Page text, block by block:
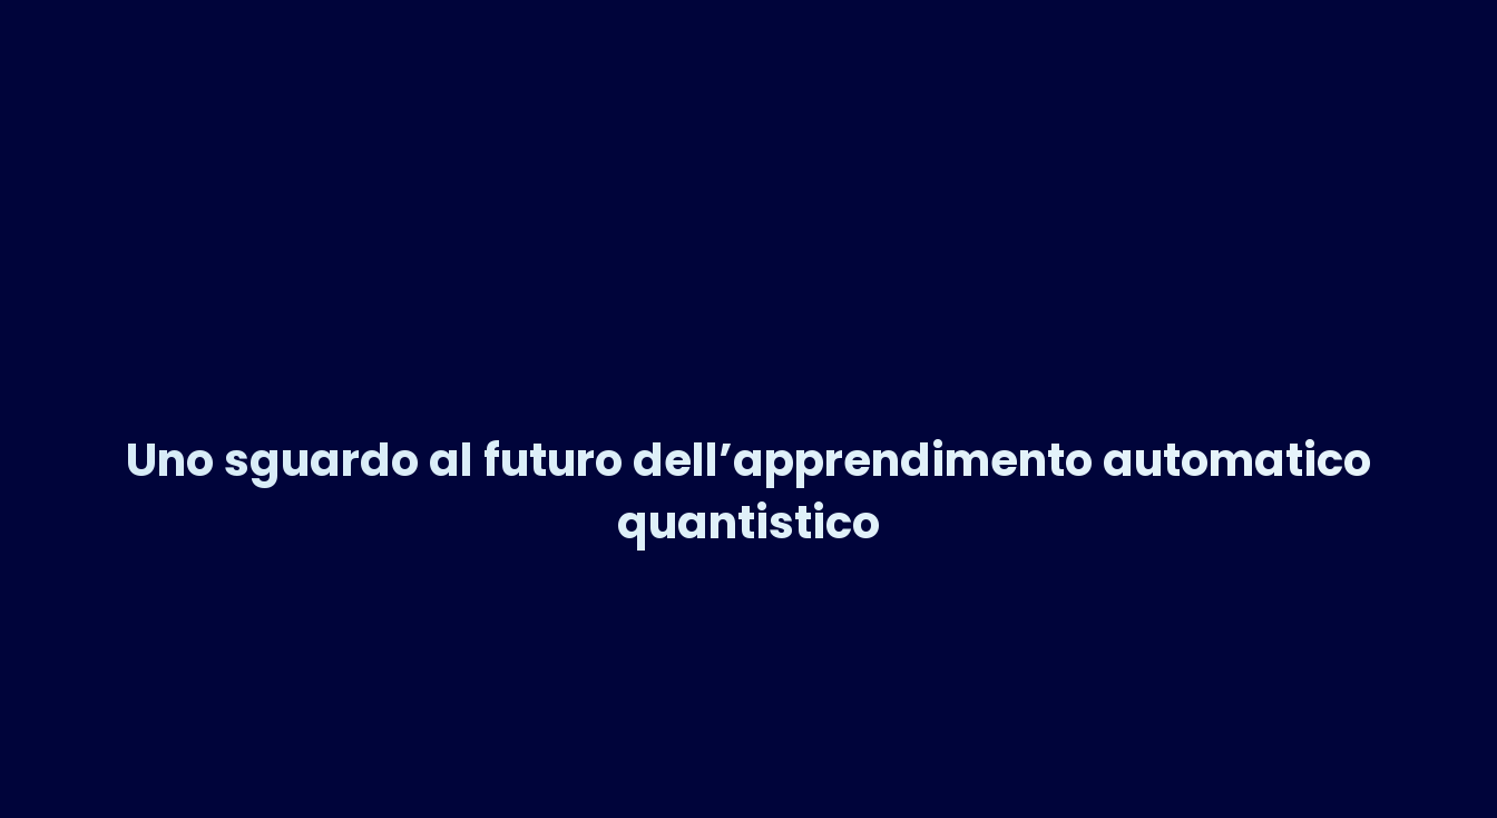
Uno sguardo al futuro dell’apprendimento automatico
quantistico